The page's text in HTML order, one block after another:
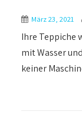
März 23, 2021
Ihre Teppiche
mit Wasser
keiner